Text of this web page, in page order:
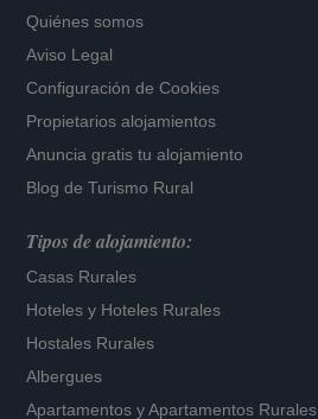
Quiénes somos
Aviso Legal
Configuración de Cookies
Propietarios alojamientos
Anuncia gratis tu alojamiento
Blog de Turismo Rural
Tipos de alojamiento:
Casas Rurales
Hoteles y Hoteles Rurales
Hostales Rurales
Albergues
Apartamentos yApartamentos Rurales